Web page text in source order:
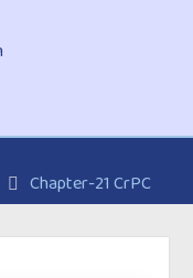
Chapter-21 CrPC